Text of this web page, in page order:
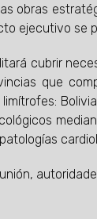
obras
ejecutivo se
cubrir
que